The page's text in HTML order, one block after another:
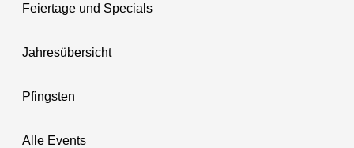
Feiertage und Specials
Jahresübersicht
Pfingsten
Alle Events